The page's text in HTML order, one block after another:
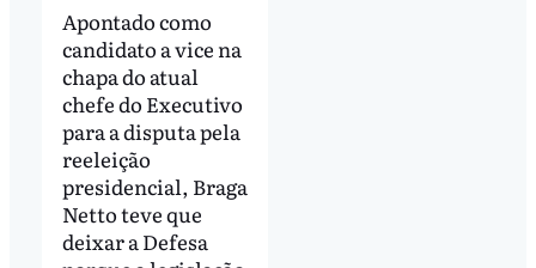
Apontado como
candidato a vice na
chapa do atual
chefe do Executivo
para a disputa pela
reeleição
presidencial, Braga
Netto teve que
deixar a Defesa